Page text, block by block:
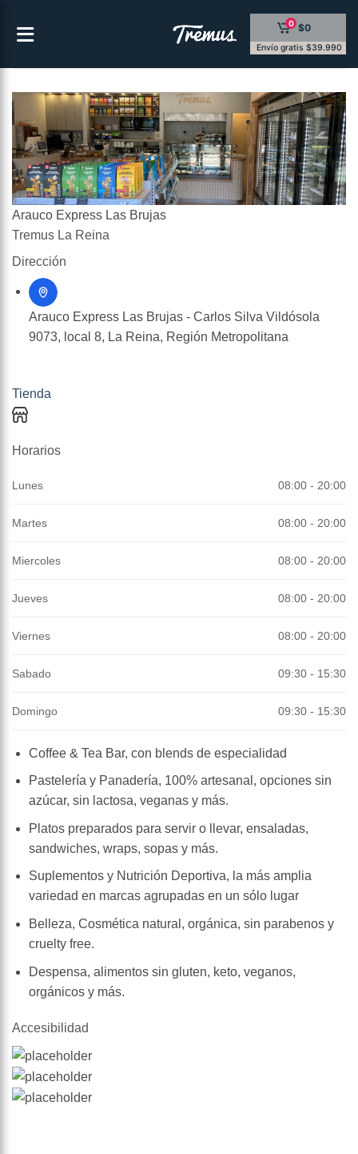
0 $0
Envío gratis $39.990
Arauco Express Las Brujas
Tremus La Reina
Dirección
Arauco Express Las Brujas - Carlos Silva Vildósola
9073, local 8, La Reina, Región Metropolitana
Tienda
Horarios
Lunes 08:00 - 20:00
Martes 08:00 - 20:00
Miercoles 08:00 - 20:00
Jueves 08:00 - 20:00
Viernes 08:00 - 20:00
Sabado 09:30 - 15:30
Domingo 09:30 - 15:30
Coffee & Tea Bar, con blends de especialidad
Pastelería y Panadería, 100% artesanal, opciones sin
azúcar, sin lactosa, veganas y más.
Platos preparados para servir o llevar, ensaladas,
sandwiches, wraps, sopas y más.
Suplementos y Nutrición Deportiva, la más amplia
variedad en marcas agrupadas en un sólo lugar
Belleza, Cosmética natural, orgánica, sin parabenos y
cruelty free.
Despensa, alimentos sin gluten, keto, veganos,
orgánicos y más.
Accesibilidad